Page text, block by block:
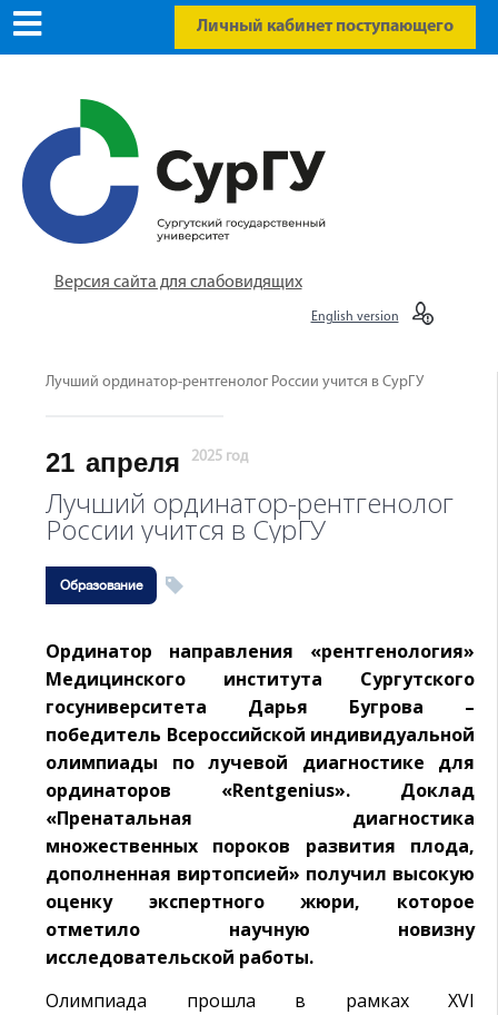
Личный кабинет поступающего
Версия сайта для слабовидящих
English version
Лучший ординатор-рентгенолог России учится в СурГУ
21 апреля 2025 год
Лучший ординатор-рентгенолог
России учится в СурГУ
Образование
Ординатор направления «рентгенология»
Медицинского института Сургутского
госуниверситета Дарья Бугрова –
победитель Всероссийской индивидуальной
олимпиады по лучевой диагностике для
ординаторов «Rentgenius». Доклад
«Пренатальная диагностика
множественных пороков развития плода,
дополненная виртопсией» получил высокую
оценку экспертного жюри, которое
отметило научную новизну
исследовательской работы.
Олимпиада прошла в рамках XVI